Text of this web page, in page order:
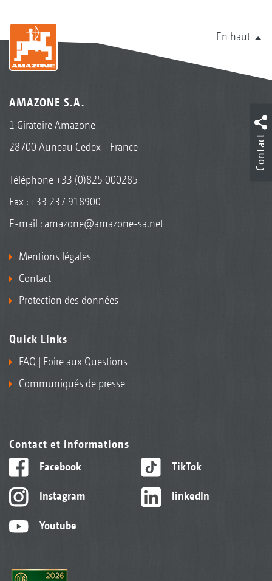
En haut
AMAZONE S.A.
1 Giratoire Amazone
28700 Auneau Cedex - France
Téléphone+33 (0)825 000285
Fax : +33 237 918900
E-mail : amazone@amazone-sa.net
Mentions légales
Contact
Protection des données
Quick Links
FAQ | Foire aux Questions
Communiqués de presse
Contact et informations
Facebook
Instagram
Youtube
TikTok
linkedIn
Contact